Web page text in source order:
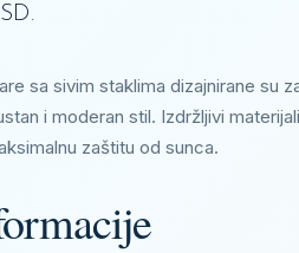
sa sivim staklima dizajnirane su
i moderan stil. Izdržljivi materijali
zaštitu od sunca.